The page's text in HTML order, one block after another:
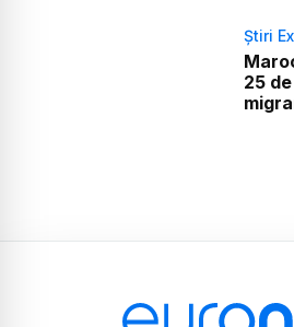
Știri
25